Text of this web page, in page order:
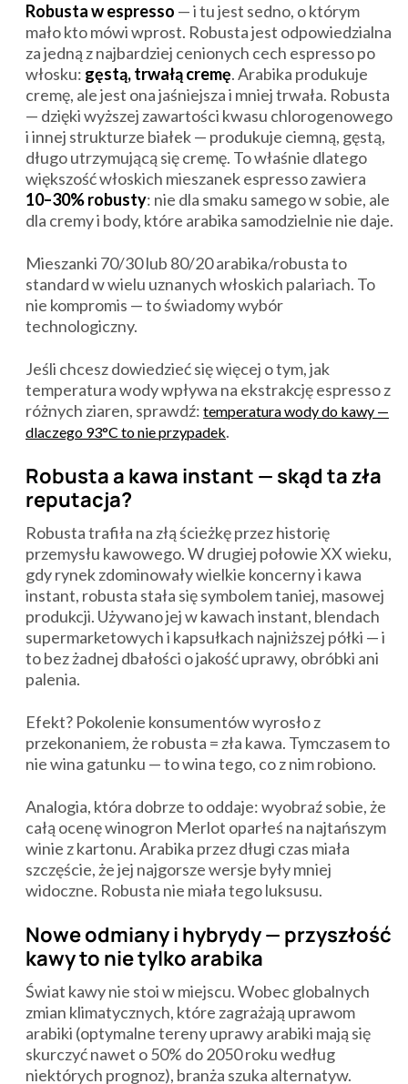
Robusta w espresso — i tu jest sedno, o którym
mało kto mówi wprost. Robusta jest odpowiedzialna
za jedną z najbardziej cenionych cech espresso po
włosku: gęstą, trwałą cremę. Arabika produkuje
cremę, ale jest ona jaśniejsza i mniej trwała. Robusta
— dzięki wyższej zawartości kwasu chlorogenowego
i innej strukturze białek — produkuje ciemną, gęstą,
długo utrzymującą się cremę. To właśnie dlatego
większość włoskich mieszanek espresso zawiera
10–30% robusty: nie dla smaku samego w sobie, ale
dla cremy i body, które arabika samodzielnie nie daje.
Mieszanki 70/30 lub 80/20 arabika/robusta to
standard w wielu uznanych włoskich palariach. To
nie kompromis — to świadomy wybór
technologiczny.
Jeśli chcesz dowiedzieć się więcej o tym, jak
temperatura wody wpływa na ekstrakcję espresso z
różnych ziaren, sprawdź: temperatura wody do kawy —
dlaczego 93°C to nie przypadek.
Robusta a kawa instant — skąd ta zła
reputacja?
Robusta trafiła na złą ścieżkę przez historię
przemysłu kawowego. W drugiej połowie XX wieku,
gdy rynek zdominowały wielkie koncerny i kawa
instant, robusta stała się symbolem taniej, masowej
produkcji. Używano jej w kawach instant, blendach
supermarketowych i kapsułkach najniższej półki — i
to bez żadnej dbałości o jakość uprawy, obróbki ani
palenia.
Efekt? Pokolenie konsumentów wyrosło z
przekonaniem, że robusta = zła kawa. Tymczasem to
nie wina gatunku — to wina tego, co z nim robiono.
Analogia, która dobrze to oddaje: wyobraź sobie, że
całą ocenę winogron Merlot oparłeś na najtańszym
winie z kartonu. Arabika przez długi czas miała
szczęście, że jej najgorsze wersje były mniej
widoczne. Robusta nie miała tego luksusu.
Nowe odmiany i hybrydy — przyszłość
kawy to nie tylko arabika
Świat kawy nie stoi w miejscu. Wobec globalnych
zmian klimatycznych, które zagrażają uprawom
arabiki (optymalne tereny uprawy arabiki mają się
skurczyć nawet o 50% do 2050 roku według
niektórych prognoz), branża szuka alternatyw.